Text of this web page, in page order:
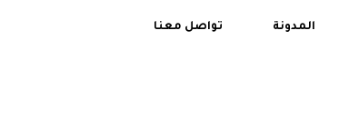
المدونة تواصل معنا